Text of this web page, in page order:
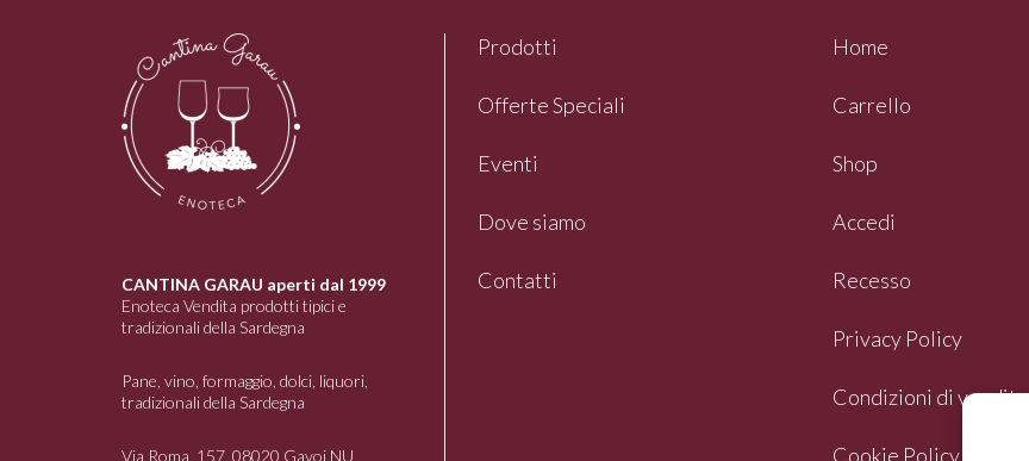
CANTINA GARAU aperti dal 1999
Enoteca Vendita prodotti tipici e
tradizionali della Sardegna
Pane, vino, formaggio, dolci, liquori,
tradizionali della Sardegna
Via Roma, 157, 08020 Gavoi NU
Prodotti
Offerte Speciali
Eventi
Dove siamo
Contatti
Home
Carrello
Shop
Accedi
Recesso
Privacy Policy
Condizioni di vendita
Cookie Policy (UE)